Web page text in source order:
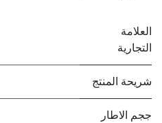
العلامة
التجارية
شريحة المنتج
ججم الاطار